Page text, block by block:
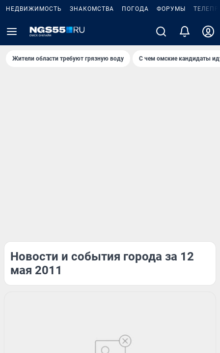
НЕДВИЖИМОСТЬ ЗНАКОМСТВА ПОГОДА ФОРУМЫ
Жители области требуют грязную воду С чем омские кандидаты
Новости и события города за 12
мая 2011